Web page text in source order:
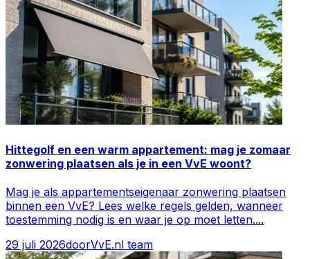
Hittegolf en een warm appartement: mag je zomaar
zonwering plaatsen als je in een VvE woont?
Mag je als appartementseigenaar zonwering plaatsen
binnen een VvE? Lees welke regels gelden, wanneer
toestemming nodig is en waar je op moet letten....
29 juli 2026doorVvE.nl team